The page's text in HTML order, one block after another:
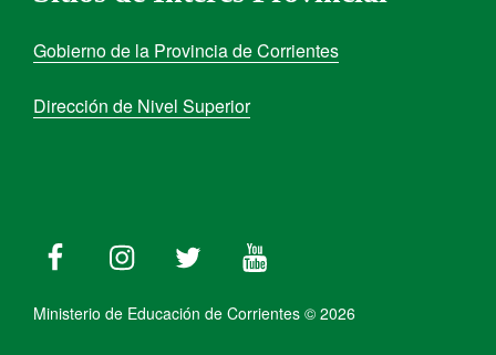
Gobierno de la Provincia de Corrientes
Dirección de Nivel Superior
Ministerio de Educación de Corrientes © 2026